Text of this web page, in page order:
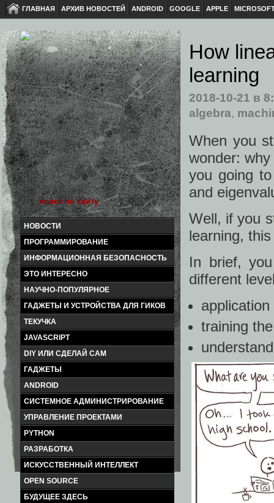
ГЛАВНАЯ АРХИВ НОВОСТЕЙ ANDROID GOOGLE APPLE
НОВОСТИ
ПРОГРАММИРОВАНИЕ
ИНФОРМАЦИОННАЯ БЕЗОПАСНОСТЬ
ЭТО ИНТЕРЕСНО
НАУЧНО-ПОПУЛЯРНОЕ
ГАДЖЕТЫ И УСТРОЙСТВА ДЛЯ ГИКОВ
ТЕКУЧКА
JAVASCRIPT
DIY ИЛИ СДЕЛАЙ САМ
ГАДЖЕТЫ
ANDROID
СИСТЕМНОЕ АДМИНИСТРИРОВАНИЕ
УПРАВЛЕНИЕ ПРОЕКТАМИ
PYTHON
РАЗРАБОТКА
ИСКУССТВЕННЫЙ ИНТЕЛЛЕКТ
OPEN SOURCE
БУДУЩЕЕ ЗДЕСЬ
How
learning
2018-10-21 в
algebra,
When you
wonder:
you going
and
Well, if you
learning,
In brief,
different
training